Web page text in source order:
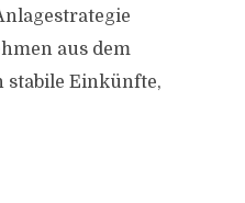
aus dem
Einkünfte,